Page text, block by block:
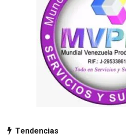
Tendencias